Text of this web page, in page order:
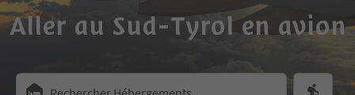
Aller au Sud-Tyrol en avion